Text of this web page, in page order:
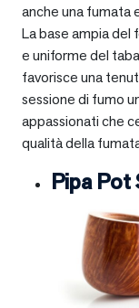
anche una fumata
La base ampia
e uniforme del
favorisce una
sessione di fumo
appassionati che
qualità della
Pipa Pot